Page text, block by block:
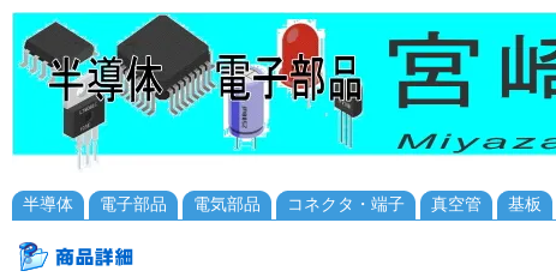
半導体 電子部品 電気部品 コネクタ・端子 真空管 基板